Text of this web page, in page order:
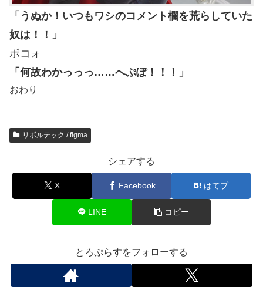
「うぬか！いつもワシのコメント欄を荒らしていた
奴は！！」
ボコォ
「何故わかっっっ……へぷぽ！！！」
おわり
リボルテック / figma
シェアする
X Facebook はてブ
LINE コピー
とろぷらすをフォローする